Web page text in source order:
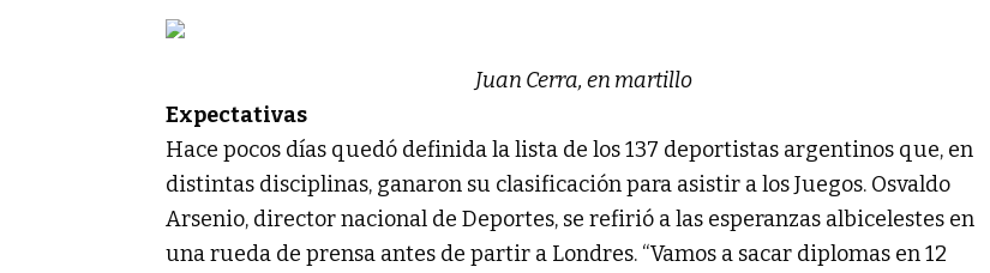
Juan Cerra, en martillo
Expectativas
Hace pocos días quedó definida la lista de los 137 deportistas argentinos que, en
distintas disciplinas, ganaron su clasificación para asistir a los Juegos. Osvaldo
Arsenio, director nacional de Deportes, se refirió a las esperanzas albicelestes en
una rueda de prensa antes de partir a Londres. “Vamos a sacar diplomas en 12